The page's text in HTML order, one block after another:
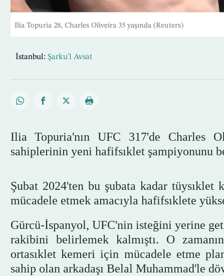
Ilia Topuria 28, Charles Oliveira 35 yaşında (Reuters)
İstanbul: Şarku'l Avsat
Ilia Topuria'nın UFC 317'de Charles
sahiplerinin yeni hafifsıklet şampiyonunu
Şubat 2024'ten bu şubata kadar
mücadele etmek amacıyla hafifsıklete
Gürcü-İspanyol, UFC'nin isteğini yerine
rakibini belirlemek kalmıştı. O
ortasıklet kemeri için mücadele etme
sahip olan arkadaşı Belal Muhammad'le